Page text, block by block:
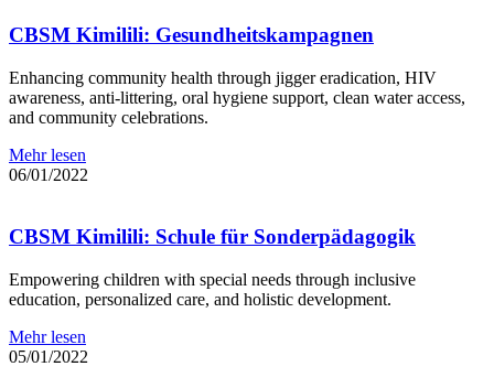
CBSM Kimilili: Gesundheitskampagnen
Enhancing community health through jigger eradication, HIV
awareness, anti-littering, oral hygiene support, clean water access,
and community celebrations.
Mehr lesen
06/01/2022
CBSM Kimilili: Schule für Sonderpädagogik
Empowering children with special needs through inclusive
education, personalized care, and holistic development.
Mehr lesen
05/01/2022